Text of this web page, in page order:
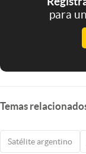
para
Temas
Satélite argentino